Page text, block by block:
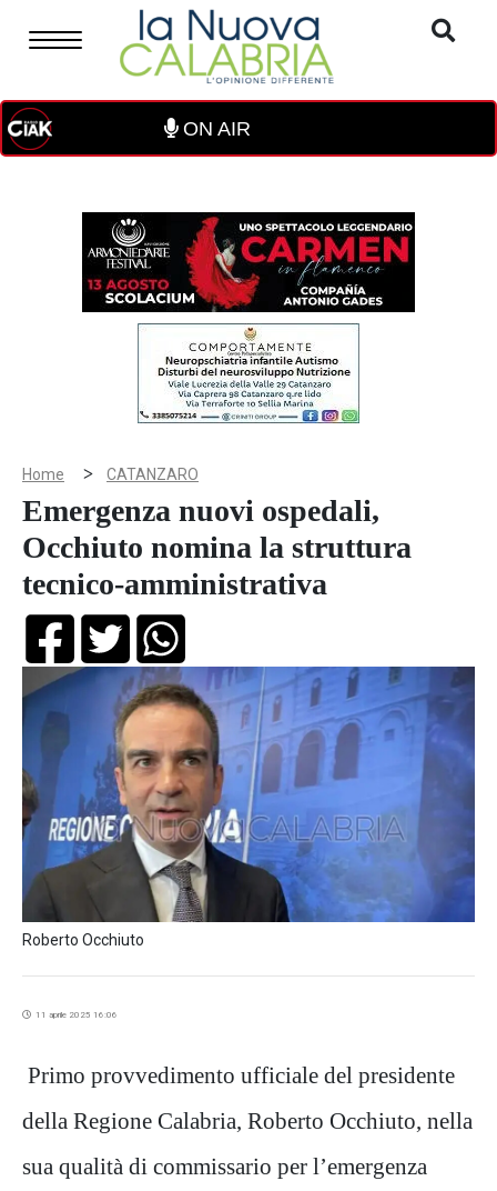
ON AIR
Home > CATANZARO
Emergenza nuovi ospedali,
Occhiuto nomina la struttura
tecnico-amministrativa
Roberto Occhiuto
11 aprile 2025 16:06
Primo provvedimento ufficiale del presidente
della Regione Calabria, Roberto Occhiuto, nella
sua qualità di commissario per l’emergenza